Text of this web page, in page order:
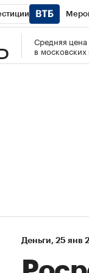
управления РБК
Средняя
в
Деньги⁠, 25 янв